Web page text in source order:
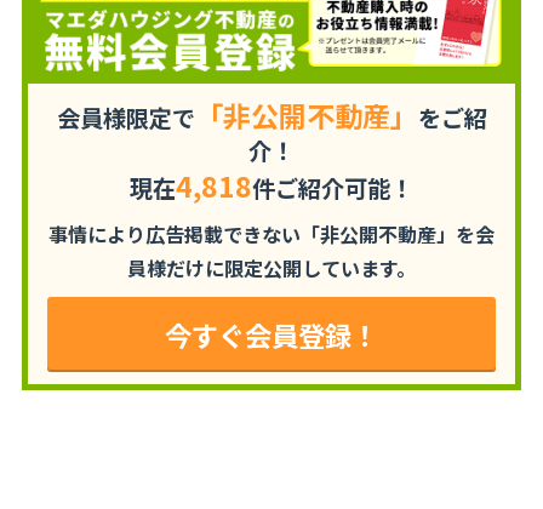
会員様限定で 「非公開不動産」 をご紹
介！
現在4,818件ご紹介可能！
事情により広告掲載できない「非公開不動産」を会
員様だけに限定公開しています。
今すぐ会員登録！